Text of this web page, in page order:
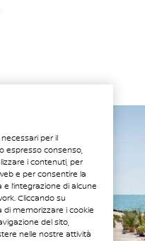
per il
espresso consenso,
i contenuti, per
e per consentire la
l’integrazione di alcune
Cliccando su
di memorizzare i cookie
del sito,
nelle nostre attività